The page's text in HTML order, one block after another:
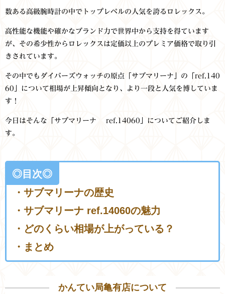
数ある高級腕時計の中でトップレベルの人気を誇るロレックス。
高性能な機能や確かなブランド力で世界中から支持を得ています
が、その希少性からロレックスは定価以上のプレミア価格で取り引
きされています。
その中でもダイバーズウォッチの原点「サブマリーナ」の「ref.140
60」について相場が上昇傾向となり、より一段と人気を博していま
す！
今日はそんな「サブマリーナ ref.14060」についてご紹介しま
す。
◎目次◎
・サブマリーナの歴史
・サブマリーナ ref.14060の魅力
・どのくらい相場が上がっている？
・まとめ
かんてい局亀有店について